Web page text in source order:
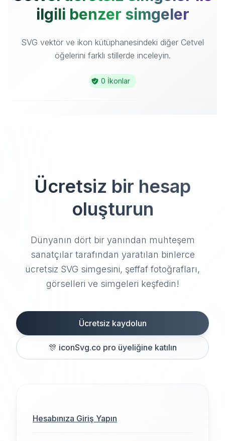
ilgili benzer simgeler
SVG vektör ve ikon kütüphanesindeki diğer Cetvel
öğelerini farklı stillerde inceleyin.
0 İkonlar
Ücretsiz bir hesap
oluşturun
Dünyanın dört bir yanından muhteşem
sanatçılar tarafından yaratılan binlerce
ücretsiz SVG simgesini, şeffaf fotoğrafları,
görselleri ve simgeleri keşfedin!
Ücretsiz kaydolun
🎊 iconSvg.co pro üyeliğine katılın
Hesabınıza Giriş Yapın